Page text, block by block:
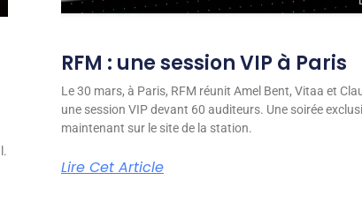
RFM : une session VIP à Paris
Le 30 mars, à Paris, RFM réunit Amel Bent, Vitaa et
une session VIP devant 60 auditeurs. Une soirée
maintenant sur le site de la station.
Lire Cet Article